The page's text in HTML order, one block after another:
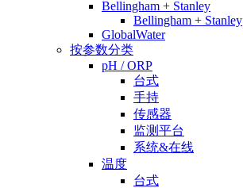
Bellingham + Stanley
Bellingham + Stanley
GlobalWater
按参数分类
pH / ORP
台式
手持
传感器
监测平台
系统&在线
温度
台式